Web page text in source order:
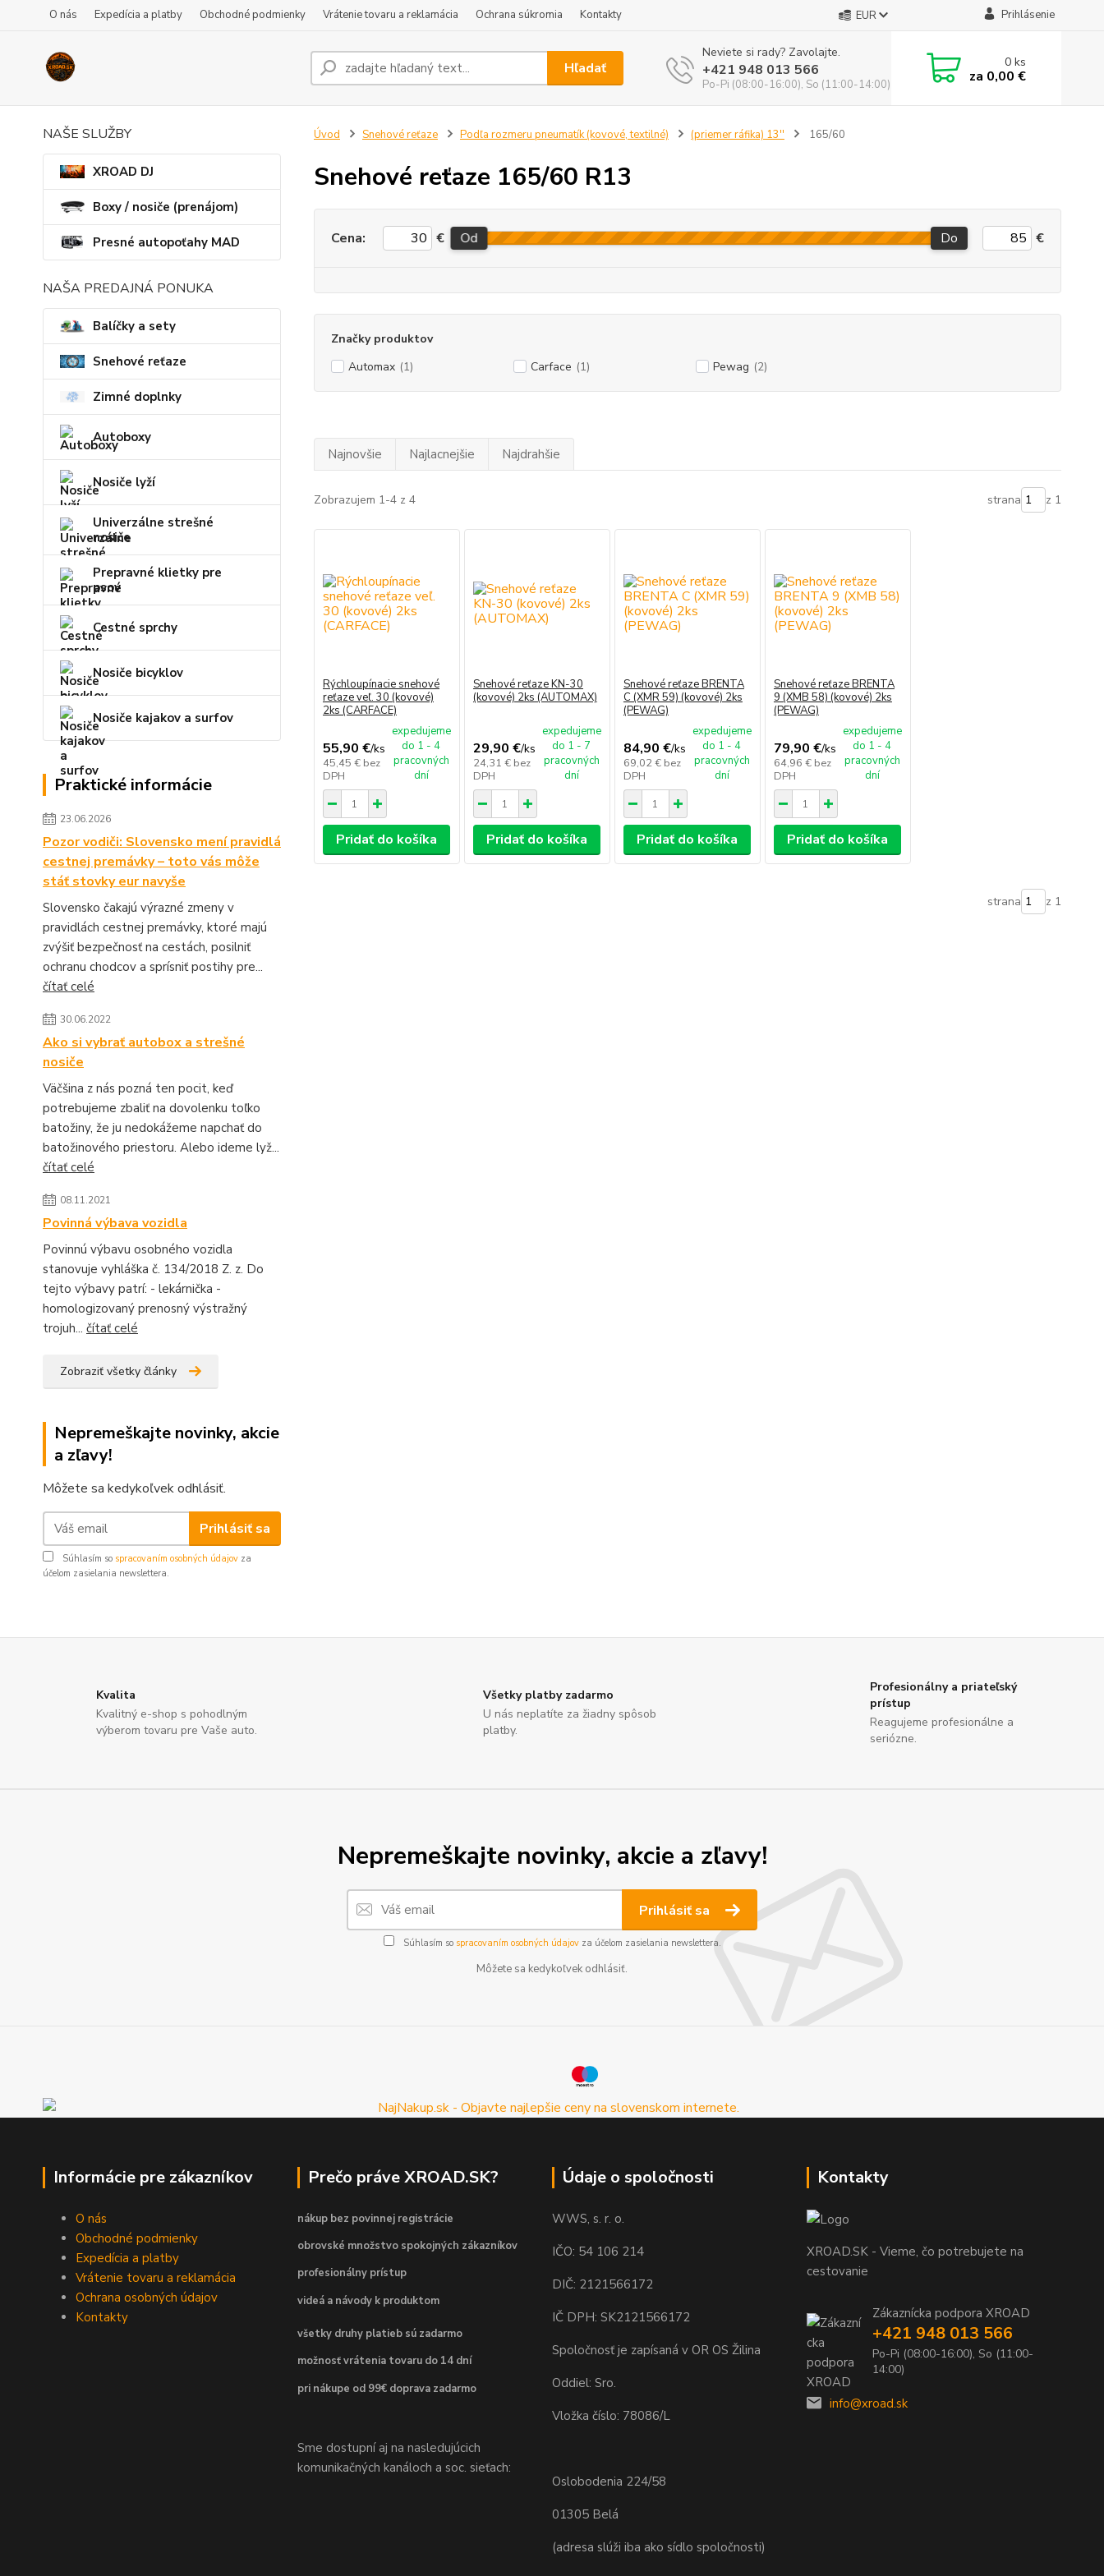
O nás Expedícia a platby Obchodné podmienky Vrátenie tovaru a reklamácia Ochrana súkromia Kontakty EUR Prihlásenie
Hľadať
Neviete si rady? Zavolajte.
+421 948 013 566
Po-Pi (08:00-16:00), So (11:00-14:00)
0ks
za 0,00 €
NAŠE SLUŽBY
XROAD DJ
Boxy / nosiče (prenájom)
Presné autopoťahy MAD
NAŠA PREDAJNÁ PONUKA
Balíčky a sety
Snehové reťaze
Zimné doplnky
Autoboxy
Nosiče lyží
Univerzálne strešné
nosiče
Prepravné klietky pre
psov
Cestné sprchy
Nosiče bicyklov
Nosiče kajakov a surfov
Praktické informácie
23.06.2026
Pozor vodiči: Slovensko mení pravidlá
cestnej premávky – toto vás môže
stáť stovky eur navyše
Slovensko čakajú výrazné zmeny v
pravidlách cestnej premávky, ktoré majú
zvýšiť bezpečnosť na cestách, posilniť
ochranu chodcov a sprísniť postihy pre...
čítať celé
30.06.2022
Ako si vybrať autobox a strešné
nosiče
Väčšina z nás pozná ten pocit, keď
potrebujeme zbaliť na dovolenku toľko
batožiny, že ju nedokážeme napchať do
batožinového priestoru. Alebo ideme lyž...
čítať celé
08.11.2021
Povinná výbava vozidla
Povinnú výbavu osobného vozidla
stanovuje vyhláška č. 134/2018 Z. z. Do
tejto výbavy patrí: - lekárnička -
homologizovaný prenosný výstražný
trojuh... čítať celé
Zobraziť všetky články
Nepremeškajte novinky, akcie
a zľavy!
Môžete sa kedykoľvek odhlásiť.
Prihlásiť sa
Súhlasím so spracovaním osobných údajov za
účelom zasielania newslettera.
Úvod Snehové reťaze Podľa rozmeru pneumatík (kovové, textilné) (priemer ráfika) 13'' 165/60
Snehové reťaze 165/60 R13
Cena: € Od Do €
Značky produktov
Automax (1) Carface (1) Pewag (2)
Najnovšie Najlacnejšie Najdrahšie
Zobrazujem 1-4 z 4 strana z 1
Rýchloupínacie snehové
reťaze veľ. 30 (kovové)
2ks (CARFACE)
55,90 €/ks
45,45 € bez
DPH
expedujeme
do 1 - 4
pracovných
dní
Pridať do košíka
Snehové reťaze KN-30
(kovové) 2ks (AUTOMAX)
29,90 €/ks
24,31 € bez
DPH
expedujeme
do 1 - 7
pracovných
dní
Pridať do košíka
Snehové reťaze BRENTA
C (XMR 59) (kovové) 2ks
(PEWAG)
84,90 €/ks
69,02 € bez
DPH
expedujeme
do 1 - 4
pracovných
dní
Pridať do košíka
Snehové reťaze BRENTA
9 (XMB 58) (kovové) 2ks
(PEWAG)
79,90 €/ks
64,96 € bez
DPH
expedujeme
do 1 - 4
pracovných
dní
Pridať do košíka
strana z 1
Kvalita
Kvalitný e-shop s pohodlným
výberom tovaru pre Vaše auto.
Všetky platby zadarmo
U nás neplatíte za žiadny spôsob
platby.
Profesionálny a priateľský
prístup
Reagujeme profesionálne a
seriózne.
Nepremeškajte novinky, akcie a zľavy!
Prihlásiť sa
Súhlasím so spracovaním osobných údajovza účelom zasielania newslettera.
Môžete sa kedykoľvek odhlásiť.
Informácie pre zákazníkov
O nás
Obchodné podmienky
Expedícia a platby
Vrátenie tovaru a reklamácia
Ochrana osobných údajov
Kontakty
Prečo práve XROAD.SK?
nákup bez povinnej registrácie
obrovské množstvo spokojných zákazníkov
profesionálny prístup
videá a návody k produktom
všetky druhy platieb sú zadarmo
možnosť vrátenia tovaru do 14 dní
pri nákupe od 99€ doprava zadarmo
Sme dostupní aj na nasledujúcich
komunikačných kanáloch a soc. sieťach:
Údaje o spoločnosti
WWS, s. r. o.
IČO: 54 106 214
DIČ: 2121566172
IČ DPH: SK2121566172
Spoločnosť je zapísaná v OR OS Žilina
Oddiel: Sro.
Vložka číslo: 78086/L
Oslobodenia 224/58
01305 Belá
(adresa slúži iba ako sídlo spoločnosti)
Kontakty
XROAD.SK - Vieme, čo potrebujete na
cestovanie
Zákaznícka podpora XROAD
+421 948 013 566
Po-Pi (08:00-16:00), So (11:00-
14:00)
info@xroad.sk